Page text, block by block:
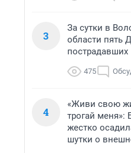
3
За сутки в
области пять
пострадавших
475
4
«Живи свою
трогай меня»:
жестко
шутки о